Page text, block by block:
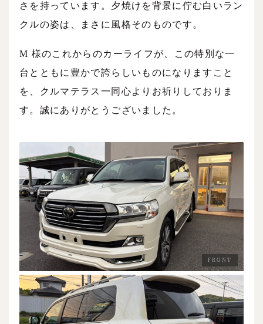
さを持っています。夕焼けを背景に佇む白いラン
クルの姿は、まさに風格そのものです。
M 様のこれからのカーライフが、この特別な一
台とともに豊かで誇らしいものになりますこと
を、クルマテラス一同心よりお祈りしておりま
す。誠にありがとうございました。
FRONT